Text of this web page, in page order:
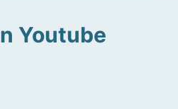
Youtube